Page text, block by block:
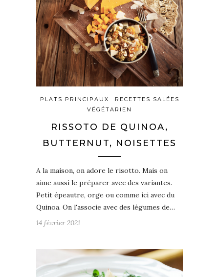
PLATS PRINCIPAUX
RECETTES SALÉES
VÉGÉTARIEN
RISSOTO DE QUINOA,
BUTTERNUT, NOISETTES
A la maison, on adore le risotto. Mais on
aime aussi le préparer avec des variantes.
Petit épeautre, orge ou comme ici avec du
Quinoa. On l'associe avec des légumes de…
14 février 2021